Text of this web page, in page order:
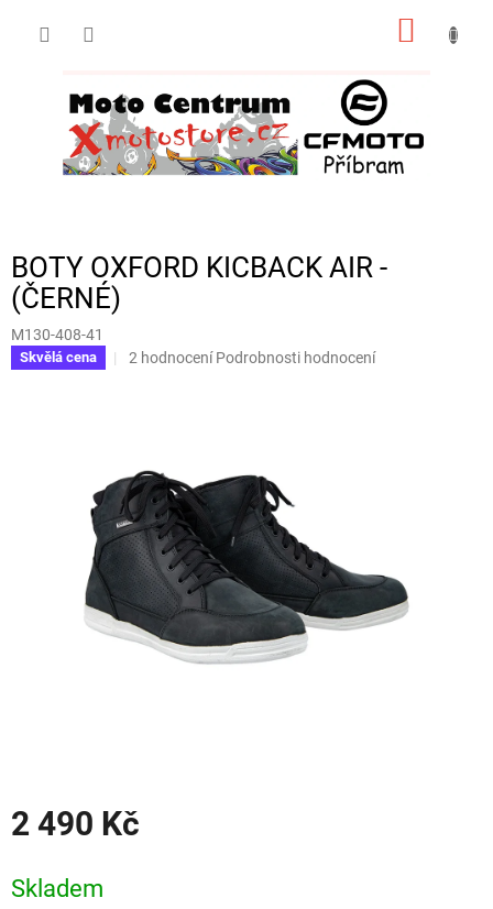
BOTY OXFORD KICBACK AIR -
(ČERNÉ)
M130-408-41
Skvělá cena
Průměrné
5
hvězdiček.
2 hodnocení Podrobnosti hodnocení
2 490 Kč
cena:
Skladem